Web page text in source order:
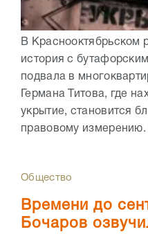
В Краснооктябрьском
история с
подвала в
Германа Титова, где
укрытие, становится
правовому
Общество
Времени до
Бочаров